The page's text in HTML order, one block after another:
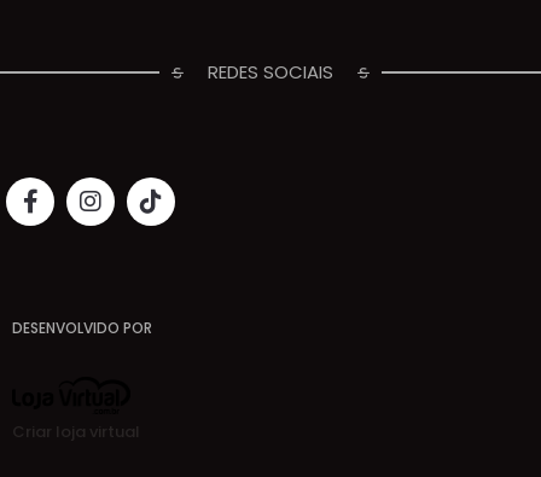
REDES SOCIAIS
DESENVOLVIDO POR
Criar loja virtual